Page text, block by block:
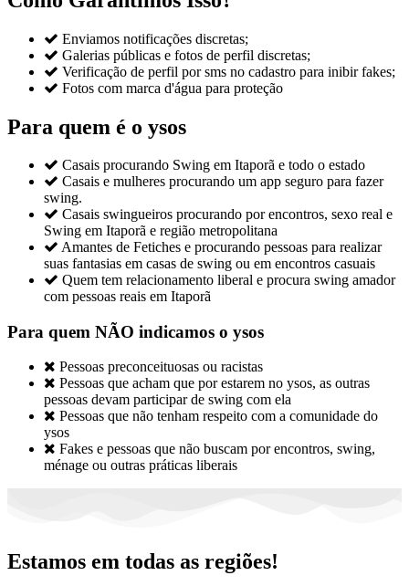
 Enviamos notificações discretas;
 Galerias públicas e fotos de perfil discretas;
 Verificação de perfil por sms no cadastro para inibir fakes;
 Fotos com marca d'água para proteção
Para quem é o ysos
 Casais procurando Swing em Itaporã e todo o estado
 Casais e mulheres procurando um app seguro para fazer
swing.
 Casais swingueiros procurando por encontros, sexo real e
Swing em Itaporã e região metropolitana
 Amantes de Fetiches e procurando pessoas para realizar
suas fantasias em casas de swing ou em encontros casuais
 Quem tem relacionamento liberal e procura swing amador
com pessoas reais em Itaporã
Para quem NÃO indicamos o ysos
 Pessoas preconceituosas ou racistas
 Pessoas que acham que por estarem no ysos, as outras
pessoas devam participar de swing com ela
 Pessoas que não tenham respeito com a comunidade do
ysos
 Fakes e pessoas que não buscam por encontros, swing,
ménage ou outras práticas liberais
Estamos em todas as regiões!